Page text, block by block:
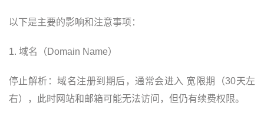
以下是主要的影响和注意事项：
1. 域名（Domain Name）
停止解析：域名注册到期后，通常会进入 宽限期（30天左
右），此时网站和邮箱可能无法访问，但仍有续费权限。